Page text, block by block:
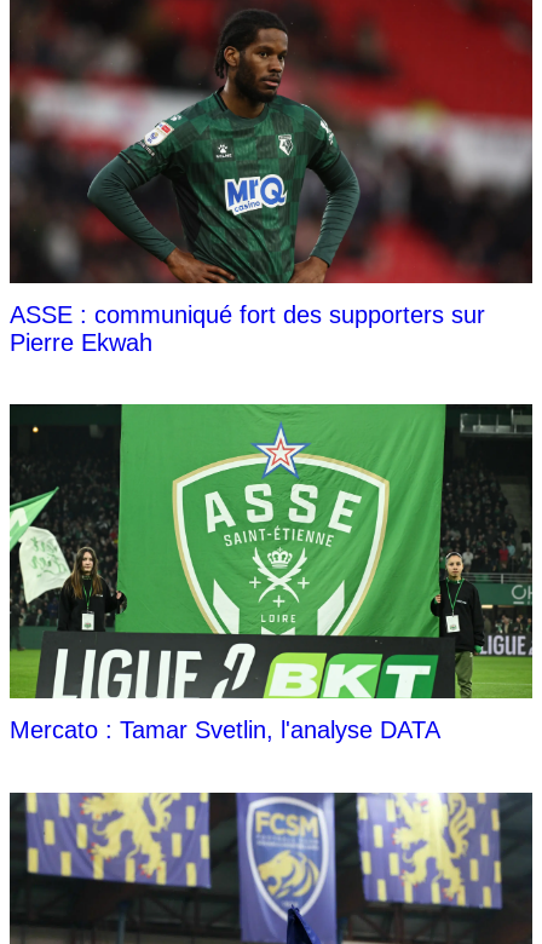
ASSE : communiqué fort des supporters sur
Pierre Ekwah
Mercato : Tamar Svetlin, l'analyse DATA